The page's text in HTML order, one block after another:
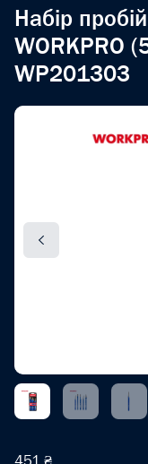
Набір
WORKPRO
WP201303
451 ₴